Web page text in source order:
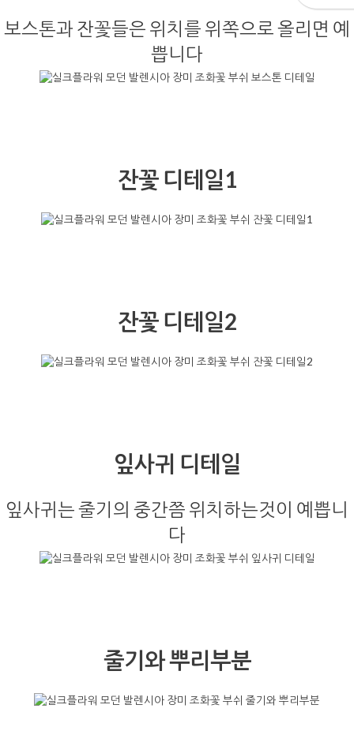
보스톤과 잔꽃들은 위치를 위쪽으로 올리면 예
쁩니다
잔꽃 디테일1
잔꽃 디테일2
잎사귀 디테일
잎사귀는 줄기의 중간쯤 위치하는것이 예쁩니
다
줄기와 뿌리부분